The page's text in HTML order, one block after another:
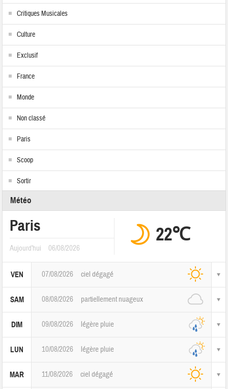
Critiques Musicales
Culture
Exclusif
France
Monde
Non classé
Paris
Scoop
Sortir
Météo
Paris
Aujourd'hui 06/08/2026
22℃
VEN 07/08/2026 ciel dégagé
SAM 08/08/2026 partiellement nuageux
DIM 09/08/2026 légère pluie
LUN 10/08/2026 légère pluie
MAR 11/08/2026 ciel dégagé